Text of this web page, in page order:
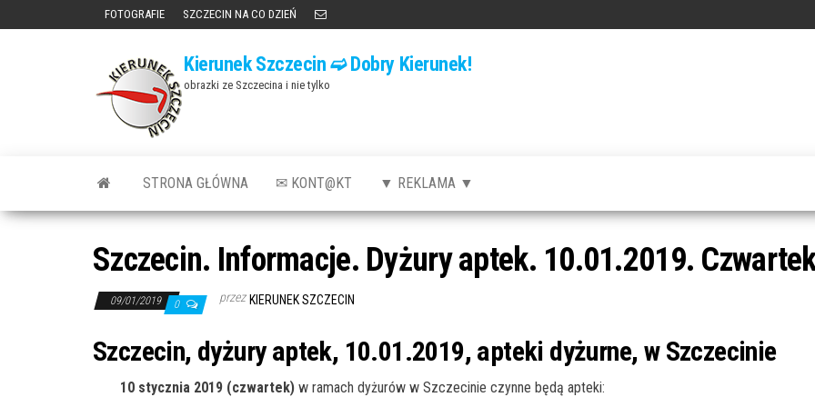
FOTOGRAFIE SZCZECIN NA CO DZIEŃ
Kierunek Szczecin ➫ Dobry Kierunek!
obrazki ze Szczecina i nie tylko
STRONA GŁÓWNA ✉ KONT@KT ▼ REKLAMA ▼
Szczecin. Informacje. Dyżury aptek. 10.01.2019.
09/01/2019 0 przez KIERUNEK SZCZECIN
Szczecin, dyżury aptek, 10.01.2019, apteki dyżurne, w Szczecinie
10 stycznia 2019 (czwartek) w ramach dyżurów w Szczecinie czynne będą apteki: